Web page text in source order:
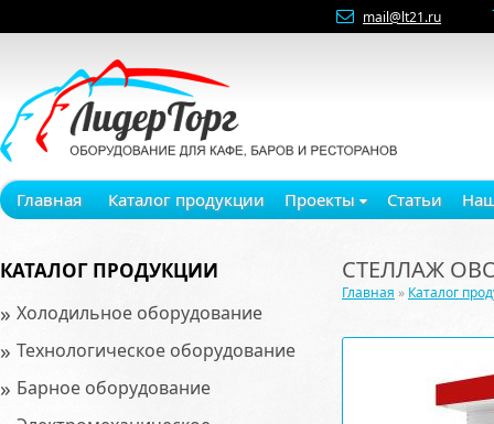
mail@lt21.ru
Главная Каталог продукции Проекты Статьи
КАТАЛОГ ПРОДУКЦИИ
» Холодильное оборудование
» Технологическое оборудование
» Барное оборудование
СТЕЛЛАЖ
Главная » Каталог